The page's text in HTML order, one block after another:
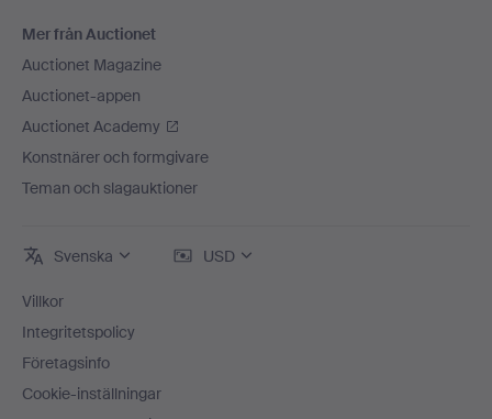
Mer från Auctionet
Auctionet Magazine
Auctionet-appen
Auctionet Academy
Konstnärer och formgivare
Teman och slagauktioner
Svenska USD
Villkor
Integritetspolicy
Företagsinfo
Cookie-inställningar